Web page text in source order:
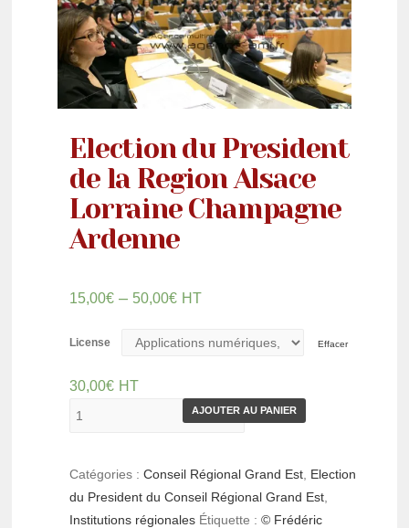
Election du President
de la Region Alsace
Lorraine Champagne
Ardenne
15,00€ – 50,00€ HT
License Effacer
30,00€ HT
AJOUTER AU PANIER
Catégories :Conseil Régional Grand Est, Election
du President du Conseil Régional Grand Est,
Institutions régionales Étiquette :© Frédéric